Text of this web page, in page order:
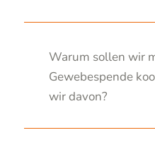
Warum sollen wir
Gewebespende
wir davon?